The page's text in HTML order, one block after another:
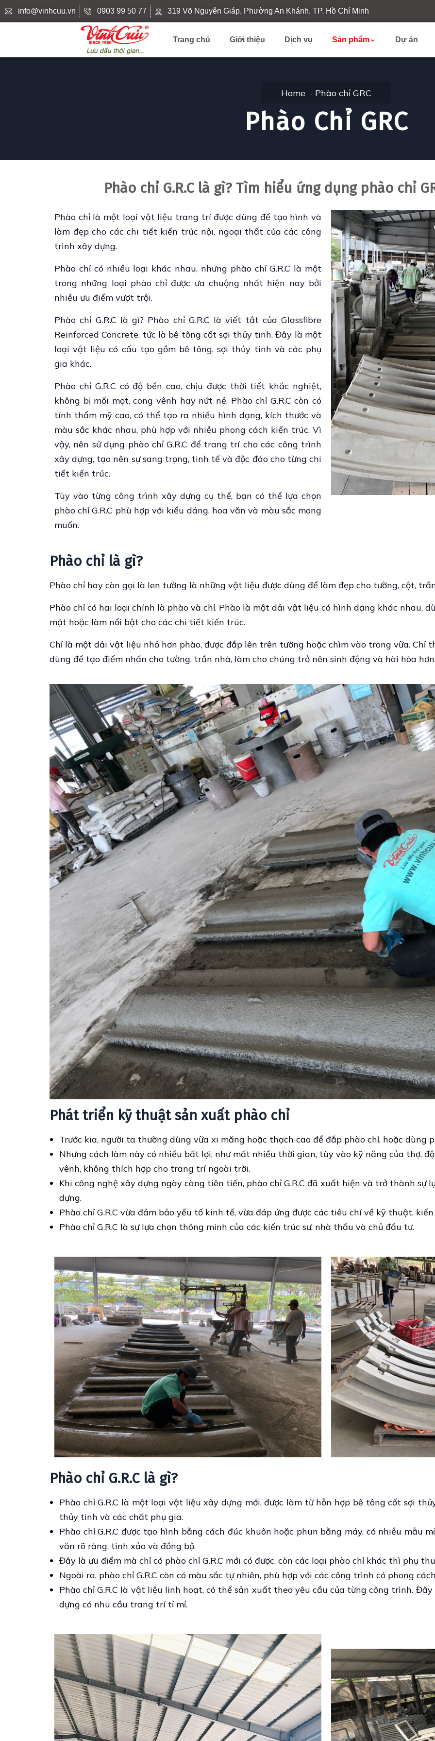
info@vinhcuu.vn 0903 99 50 77 319 Võ Nguyên Giáp, Phường An Khánh, TP. Hồ Chí Minh
Trang chủ Giới thiệu Dịch vụ Sản phẩm Dự án
Home Phào chỉ GRC
Phào Chỉ GRC
Phào chỉ G.R.C là gì? Tìm hiểu ứng dụng phào chỉ
Phào chỉ là một loại vật liệu trang trí được dùng để tạo hình và
làm đẹp cho các chi tiết kiến trúc nội, ngoại thất của các công
trình xây dựng.
Phào chỉ có nhiều loại khác nhau, nhưng phào chỉ G.R.C là một
trong những loại phào chỉ được ưa chuộng nhất hiện nay bởi
nhiều ưu điểm vượt trội.
Phào chỉ G.R.C là gì? Phào chỉ G.R.C là viết tắt của Glassfibre
Reinforced Concrete, tức là bê tông cốt sợi thủy tinh. Đây là một
loại vật liệu có cấu tạo gồm bê tông, sợi thủy tinh và các phụ
gia khác.
Phào chỉ G.R.C có độ bền cao, chịu được thời tiết khắc nghiệt,
không bị mối mọt, cong vênh hay nứt nẻ. Phào chỉ G.R.C còn có
tính thẩm mỹ cao, có thể tạo ra nhiều hình dạng, kích thước và
màu sắc khác nhau, phù hợp với nhiều phong cách kiến trúc. Vì
vậy, nên sử dụng phào chỉ G.R.C để trang trí cho các công trình
xây dựng, tạo nên sự sang trọng, tinh tế và độc đáo cho từng chi
tiết kiến trúc.
Tùy vào từng công trình xây dựng cụ thể, bạn có thể lựa chọn
phào chỉ G.R.C phù hợp với kiểu dáng, hoa văn và màu sắc mong
muốn.
Phào chỉ là gì?
Phào chỉ hay còn gọi là len tường là những vật liệu được dùng để làm đẹp cho tường, cột,
Phào chỉ có hai loại chính là phào và chỉ. Phào là một dải vật liệu có hình dạng khác nhau,
mặt hoặc làm nổi bật cho các chi tiết kiến trúc.
Chỉ là một dải vật liệu nhỏ hơn phào, được đắp lên trên tường hoặc chìm vào trong vữa. Chỉ
dùng để tạo điểm nhấn cho tường, trần nhà, làm cho chúng trở nên sinh động và hài hòa
Phát triển kỹ thuật sản xuất phào chỉ
Trước kia, người ta thường dùng vữa xi măng hoặc thạch cao để đắp phào chỉ, hoặc dùng
Nhưng cách làm này có nhiều bất lợi, như mất nhiều thời gian, tùy vào kỹ năng của thợ,
vênh, không thích hợp cho trang trí ngoài trời.
Khi công nghệ xây dựng ngày càng tiên tiến, phào chỉ G.R.C đã xuất hiện và trở thành
dựng.
Phào chỉ G.R.C vừa đảm bảo yếu tố kinh tế, vừa đáp ứng được các tiêu chí về kỹ thuật,
Phào chỉ G.R.C là sự lựa chọn thông minh của các kiến trúc sư, nhà thầu và chủ đầu tư.
Phào chỉ G.R.C là gì?
Phào chỉ G.R.C là một loại vật liệu xây dựng mới, được làm từ hỗn hợp bê tông cốt sợi
thủy tinh và các chất phụ gia.
Phào chỉ G.R.C được tạo hình bằng cách đúc khuôn hoặc phun bằng máy, có nhiều mẫu
văn rõ ràng, tinh xảo và đồng bộ.
Đây là ưu điểm mà chỉ có phào chỉ G.R.C mới có được, còn các loại phào chỉ khác thì phụ
Ngoài ra, phào chỉ G.R.C còn có màu sắc tự nhiên, phù hợp với các công trình có phong
Phào chỉ G.R.C là vật liệu linh hoạt, có thể sản xuất theo yêu cầu của từng công trình.
dựng có nhu cầu trang trí tỉ mỉ.